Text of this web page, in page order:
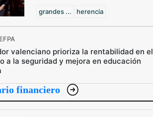
grandes ... herencia
valenciano prioriza la rentabilidad en el
a la seguridad y mejora en educación
financiero